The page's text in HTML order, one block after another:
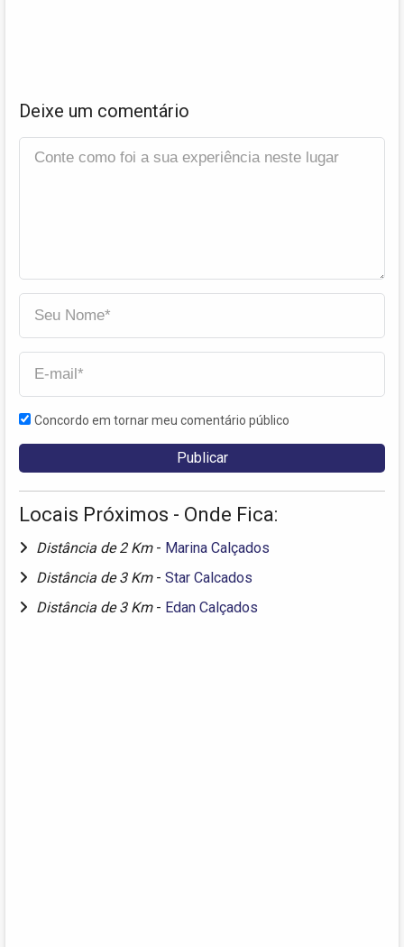
Deixe um comentário
Concordo em tornar meu comentário público
Locais Próximos - Onde Fica:
Distância de 2 Km - Marina Calçados
Distância de 3 Km - Star Calcados
Distância de 3 Km - Edan Calçados